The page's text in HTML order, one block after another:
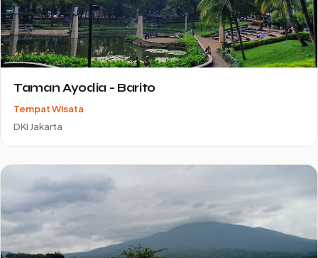
Taman Ayodia - Barito
Tempat Wisata
DKI Jakarta